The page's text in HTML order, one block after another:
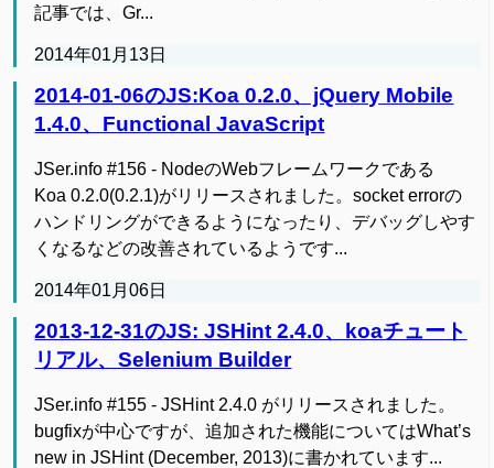
記事では、Gr...
2014年01月13日
2014-01-06のJS:Koa 0.2.0、jQuery Mobile
1.4.0、Functional JavaScript
JSer.info #156 - NodeのWebフレームワークである
Koa 0.2.0(0.2.1)がリリースされました。socket errorの
ハンドリングができるようになったり、デバッグしやす
くなるなどの改善されているようです...
2014年01月06日
2013-12-31のJS: JSHint 2.4.0、koaチュート
リアル、Selenium Builder
JSer.info #155 - JSHint 2.4.0 がリリースされました。
bugfixが中心ですが、追加された機能についてはWhat’s
new in JSHint (December, 2013)に書かれています...